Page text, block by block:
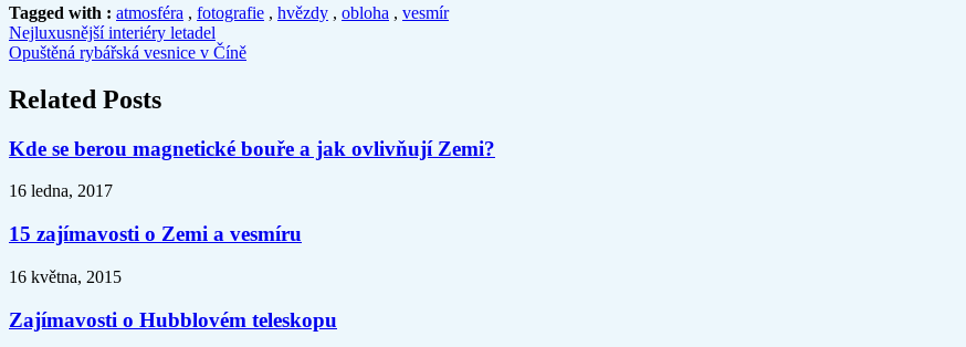
Tagged with : atmosféra , fotografie , hvězdy , obloha , vesmír
Nejluxusnější interiéry letadel
Opuštěná rybářská vesnice v Číně
Related Posts
Kde se berou magnetické bouře a jak ovlivňují Zemi?
16 ledna, 2017
15 zajímavosti o Zemi a vesmíru
16 května, 2015
Zajímavosti o Hubblovém teleskopu